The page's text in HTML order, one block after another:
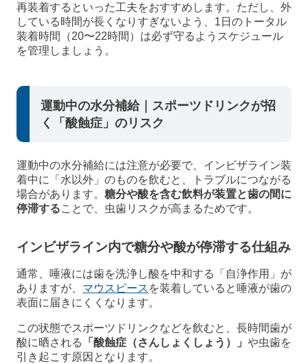
再装着するといった工夫をおすすめします。ただし、外
している時間が長くなりすぎないよう、1日のトータル
装着時間（20〜22時間）は必ず守るようスケジュール
を管理しましょう。
運動中の水分補給｜スポーツドリンクが招
く「酸蝕症」のリスク
運動中の水分補給には注意が必要で、インビザライン装
着中に「水以外」のものを飲むと、トラブルにつながる
場合があります。 糖分や酸を含む飲料が装置と歯の間に
停滞することで、虫歯リスクが高まるためです。
インビザライン内で糖分や酸が停滞する仕組み
通常、唾液には歯を洗浄し酸を中和する「自浄作用」が
ありますが、 マウスピース を装着していると唾液が歯の
表面に届きにくくなります。
この状態でスポーツドリンクなどを飲むと、長時間歯が
酸に晒される
「酸蝕症（さんしょくしょう）」 や虫歯を
引き起こす原因となります。